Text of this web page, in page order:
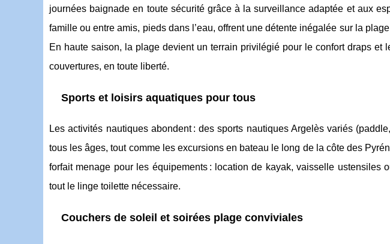
journées baignade en toute sécurité grâce à la surveillance adaptée et aux
famille ou entre amis, pieds dans l’eau, offrent une détente inégalée sur la
En haute saison, la plage devient un terrain privilégié pour le confort draps et
couvertures, en toute liberté.
Sports et loisirs aquatiques pour tous
Les activités nautiques abondent : des sports nautiques Argelès variés
tous les âges, tout comme les excursions en bateau le long de la côte des
forfait menage pour les équipements : location de kayak, vaisselle ustensiles
tout le linge toilette nécessaire.
Couchers de soleil et soirées plage conviviales